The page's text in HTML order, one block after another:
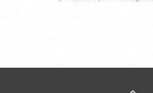
האתר מאפשר שינוי גודל